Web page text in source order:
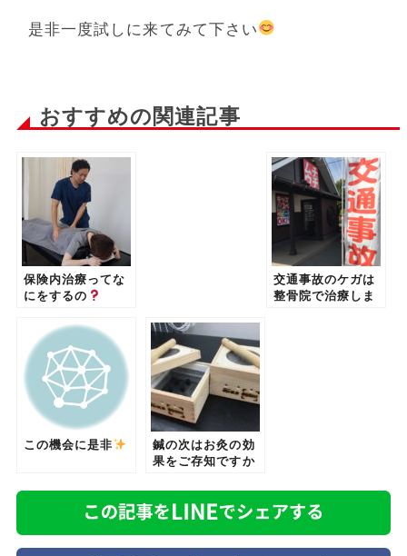
是非一度試しに来てみて下さい
おすすめの関連記事
保険内治療ってな
にをするの
交通事故のケガは
整骨院で治療しま
この機会に是非
鍼の次はお灸の効
果をご存知ですか